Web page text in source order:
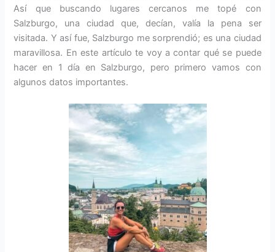
Así que buscando lugares cercanos me topé con
Salzburgo, una ciudad que, decían, valía la pena ser
visitada. Y así fue, Salzburgo me sorprendió; es una ciudad
maravillosa. En este artículo te voy a contar qué se puede
hacer en 1 día en Salzburgo, pero primero vamos con
algunos datos importantes.